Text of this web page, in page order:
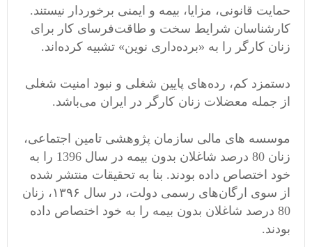
حمایت قانونی، مزایا،‌ بیمه و ایمنی برخوردار نیستند.
کارشناسان شرایط سخت و طاقت‌فرسای کار برای
زنان کارگر را به «برده‌داری نوین» تشبیه کرده‌اند.
دستمزد کم، رده‌های پایین شغلی و نبود امنیت شغلی
از جمله معضلات زنان کارگر در ایران می‌باشد.
موسسه های مالی سازمان پژوهشی تامین اجتماعی،
زنان 80 درصد شاغلان بدون بیمه در سال 1396 را به
خود اختصاص داده بودند. بنا به تحقیقات منتشر شده
از سوی ارگان‌های رسمی دولت، در سال ۱۳۹۶، زنان
80 درصد شاغلان بدون بیمه را به خود اختصاص داده
بودند.